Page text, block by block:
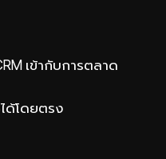
เข้ากับการตลาด
ด้โดยตรง